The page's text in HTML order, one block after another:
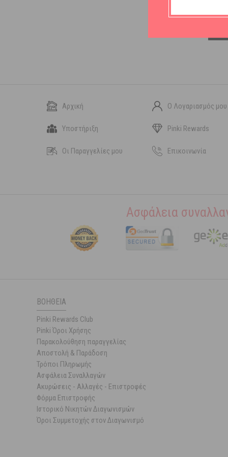
Αρχική Ο Λογαριασμός μου
Υποστήριξη Pinki Rewards
Οι Παραγγελίες μου Επικοινωνία
Ασφάλεια
ΒΟΉΘΕΙΑ
Pinki Rewards Club
Pinki Όροι Χρήσης
Παρακολούθηση παραγγελίας
Αποστολή & Παράδοση
Τρόποι Πληρωμής
Ασφάλεια Συναλλαγών
Ακυρώσεις - Αλλαγές - Επιστροφές
Φόρμα Επιστροφής
Ιστορικό Νικητών Διαγωνισμών
Όροι Συμμετοχής στον Διαγωνισμό